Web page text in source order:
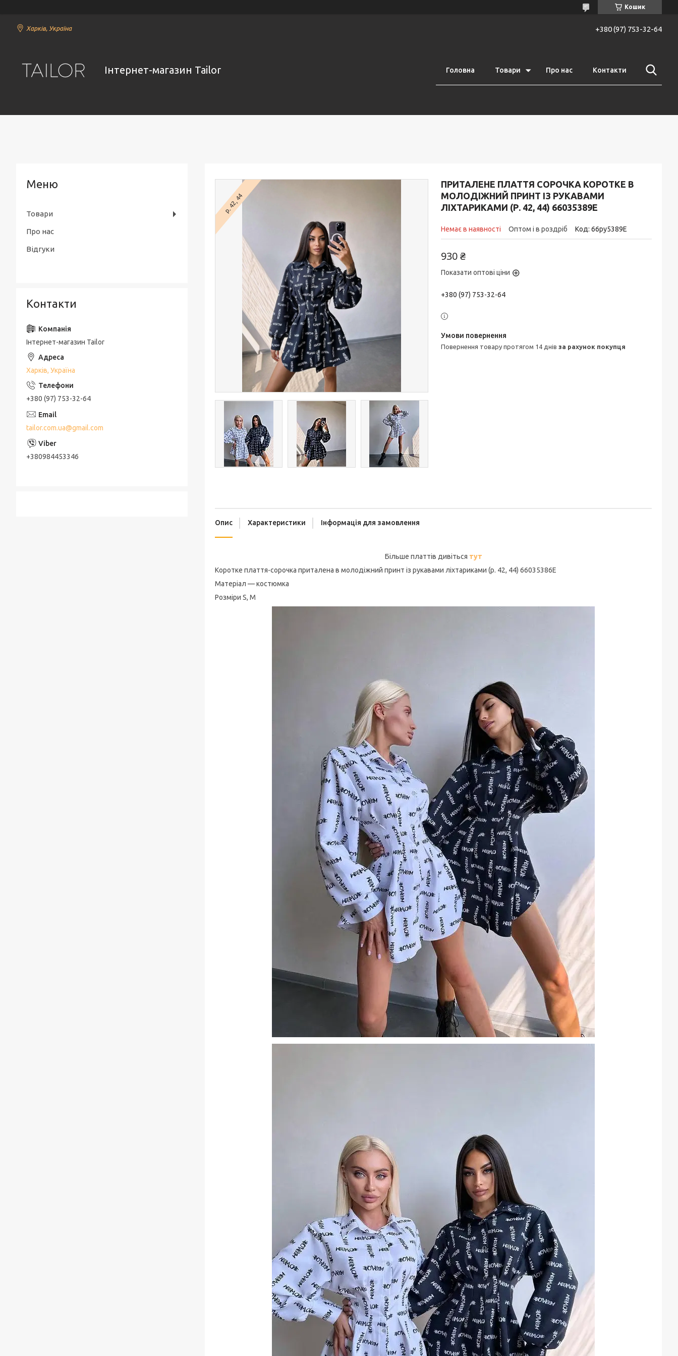
Кошик
Харків, Україна +380 (97) 753-32-64
Інтернет-магазин Tailor Головна Товари Про нас Контакти
ПРИТАЛЕНЕ ПЛАТТЯ СОРОЧКА КОРОТКЕ В
МОЛОДІЖНИЙ ПРИНТ ІЗ РУКАВАМИ
ЛІХТАРИКАМИ (Р. 42, 44) 66035389Е
Немає в наявності Оптом і в роздріб Код: 66py5389Е
930 ₴
Показати оптові ціни
+380 (97) 753-32-64
повернення товару протягом 14 днів за рахунок покупця
р. 42, 44
Опис Характеристики Інформація для замовлення
Більше платтів дивіться тут
Коротке плаття-сорочка приталена в молодіжний принт із рукавами ліхтариками (р. 42, 44) 66035386Е
Матеріал — костюмка
Розміри S, M
Товари
Про нас
Відгуки
Контакти
Інтернет-магазин Tailor
Харків, Україна
+380 (97) 753-32-64
tailor.com.ua@gmail.com
+380984453346